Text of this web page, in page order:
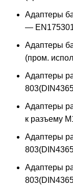
Адаптеры
—
Адаптеры
(пром.
Адаптеры
Адаптеры
к разъему
Адаптеры
Адаптеры